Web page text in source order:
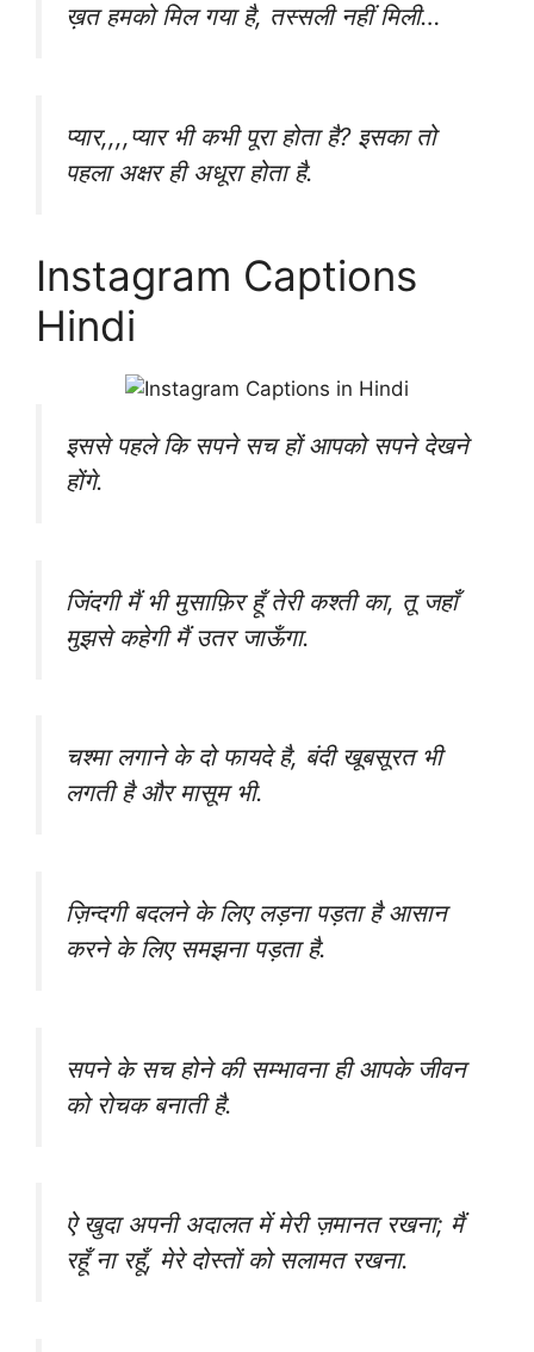
ख़त हमको मिल गया है, तस्सली नहीं मिली…
प्यार,,,,प्यार भी कभी पूरा होता है? इसका तो
पहला अक्षर ही अधूरा होता है.
Instagram Captions
Hindi
इससे पहले कि सपने सच हों आपको सपने देखने
होंगे.
जिंदगी मैं भी मुसाफ़िर हूँ तेरी कश्ती का, तू जहाँ
मुझसे कहेगी मैं उतर जाऊँगा.
चश्मा लगाने के दो फायदे है, बंदी खूबसूरत भी
लगती है और मासूम भी.
ज़िन्दगी बदलने के लिए लड़ना पड़ता है आसान
करने के लिए समझना पड़ता है.
सपने के सच होने की सम्भावना ही आपके जीवन
को रोचक बनाती है.
ऐ खुदा अपनी अदालत में मेरी ज़मानत रखना; मैं
रहूँ ना रहूँ, मेरे दोस्तों को सलामत रखना.